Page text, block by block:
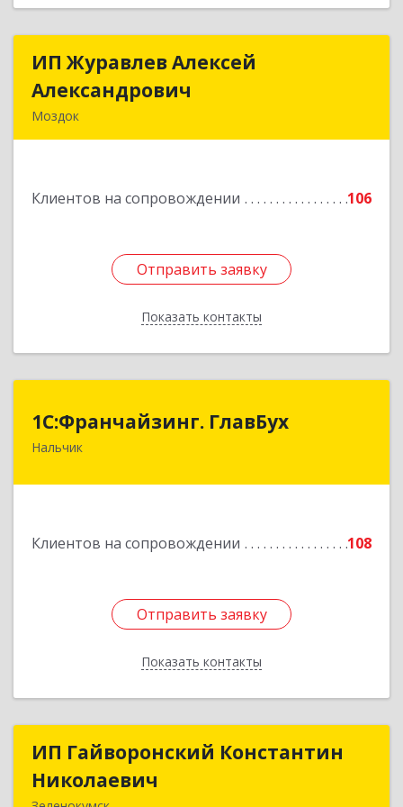
ИП Журавлев Алексей
Александрович
Моздок
Клиентов на сопровождении 106
Отправить заявку
Показать контакты
ИП Журавлев Алексей
Подробнее
Отправить заявку
Назад
1С:Франчайзинг. ГлавБух
Нальчик
Клиентов на сопровождении 108
Отправить заявку
Показать контакты
1С:Франчайзинг. ГлавБух
360000, Кабардино-Балкарская Респ, Нальчик г,
Отправить заявку
Назад
ИП Гайворонский Константин
Николаевич
ИП Гайворонский Константин